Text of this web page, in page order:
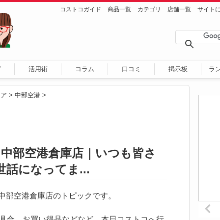
コストコガイド 商品一覧 カテゴリ 店舗一覧 サイト
活用術 コラム 口コミ 掲示板 ラ
> 中部空港 >
部空港倉庫店｜いつも皆さ
になってま...
部空港倉庫店のトピックです。